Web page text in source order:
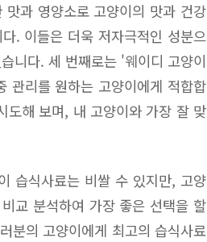
과 영양소로 고양이의 맛과 건강
. 이들은 더욱 저자극적인 성분으
니다. 세 번째로는 '웨이디 고양이
관리를 원하는 고양이에게 적합합
도해 보며, 내 고양이와 가장 잘 맞
습식사료는 비쌀 수 있지만, 고양
교 분석하여 가장 좋은 선택을 할
분의 고양이에게 최고의 습식사료